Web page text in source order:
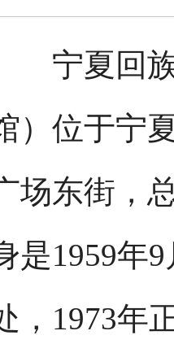
宁夏回族
）位于宁
场东街，
是1959年
，1973年